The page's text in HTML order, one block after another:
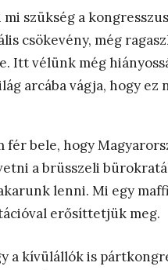
szükség a
csökevény, még
Itt vélünk még
arcába vágja, hogy ez
fér bele, hogy
a brüsszeli
lenni. Mi egy
erősíttetjük meg.
a kívülállók is